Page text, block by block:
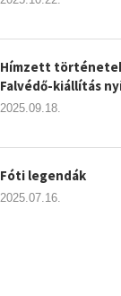
Hímzett
Falvédő-kiállítás
2025.09.18.
Fóti legendák
2025.07.16.